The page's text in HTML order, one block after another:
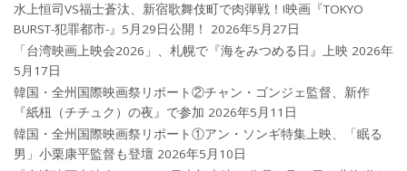
水上恒司VS福士蒼汰、新宿歌舞伎町で肉弾戦！!映画『TOKYO
BURST-犯罪都市-』5月29日公開！
2026年5月27日
「台湾映画上映会2026」、札幌で『海をみつめる日』上映 2026年
5月17日
韓国・全州国際映画祭リポート②チャン・ゴンジェ監督、新作
『紙杻（チチュク）の夜』で参加 2026年5月11日
韓国・全州国際映画祭リポート①アン・ソンギ特集上映、「眠る
男」小栗康平監督も登壇 2026年5月10日